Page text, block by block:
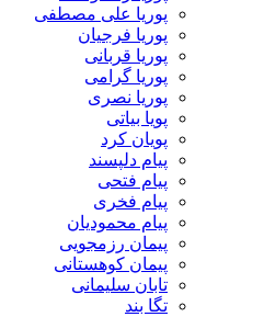
پوریا علی مصطفی
پوریا فرجیان
پوریا قربانی
پوریا گرامی
پوریا نصری
پویا بیاتی
پویان کرد
پیام دلپسند
پیام فتحی
پیام فخری
پیام محمودیان
پیمان رزمجویی
پیمان کوهستانی
تابان سلیمانی
تگا بند